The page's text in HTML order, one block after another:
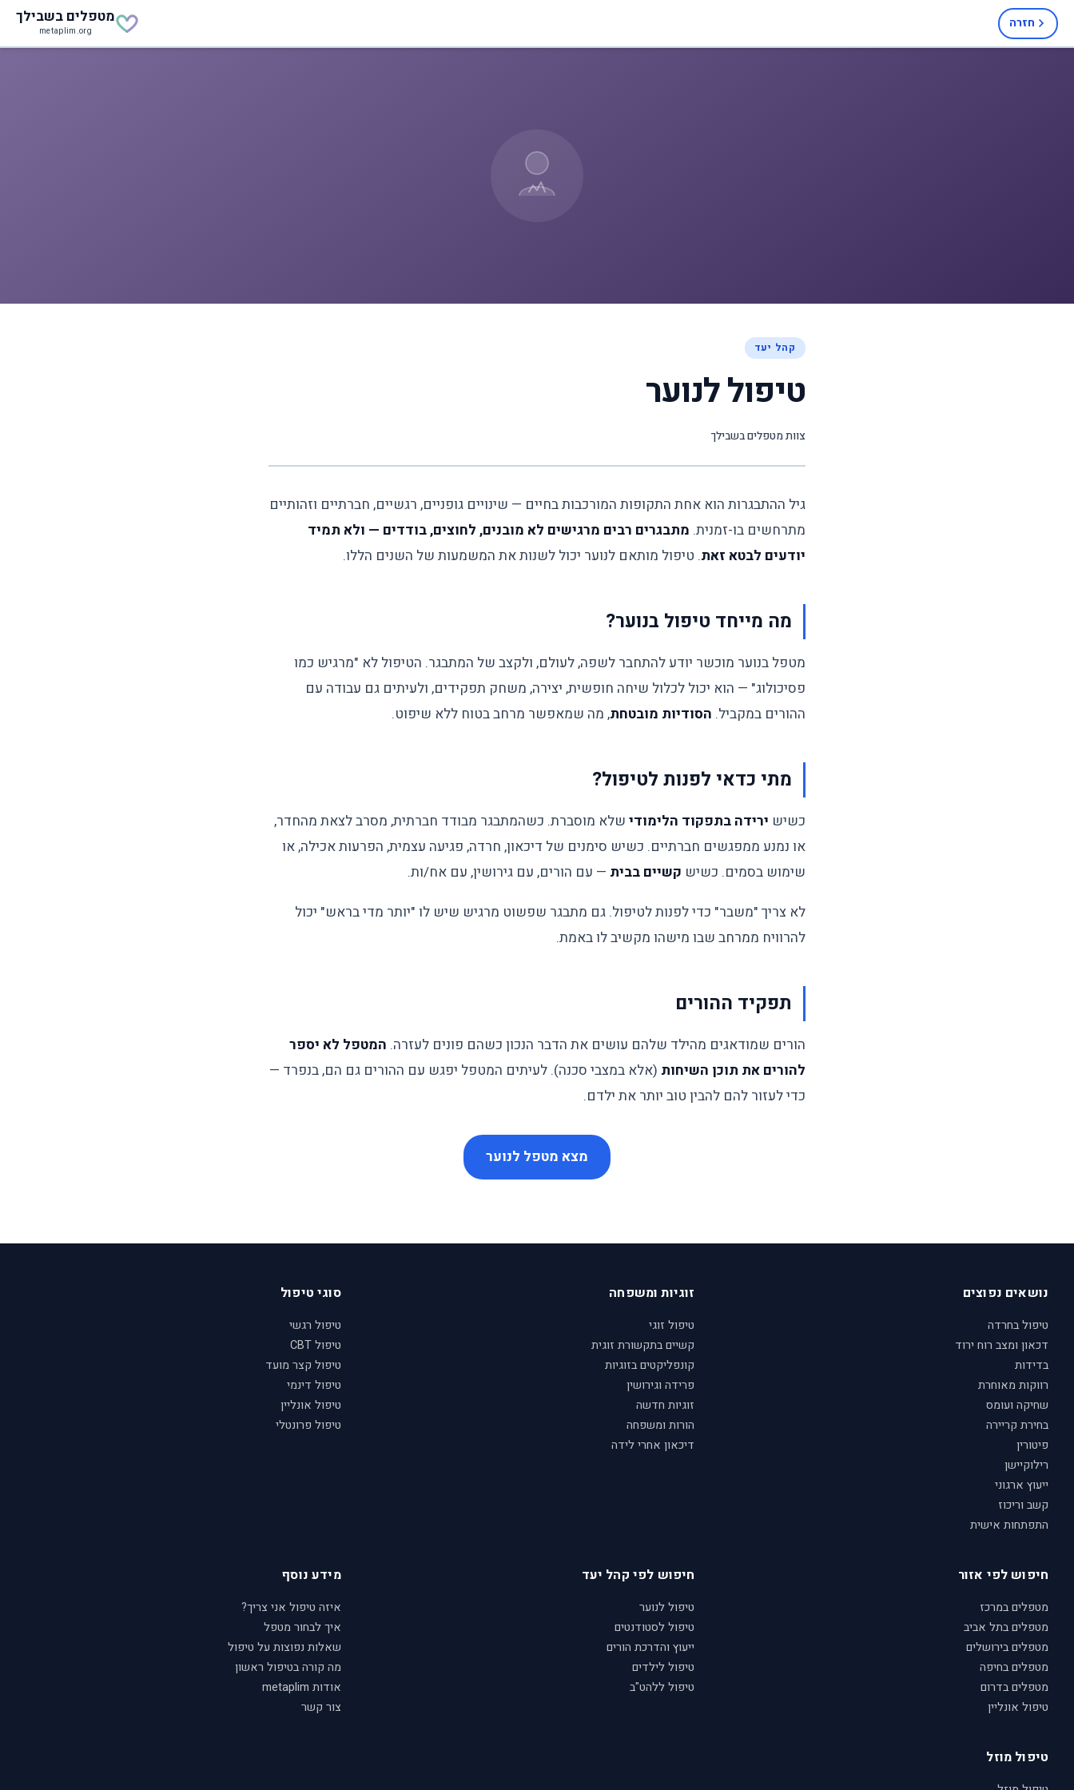
חזרה מטפלים בשבילך
metaplim.org
קהל יעד
טיפול לנוער
צוות מטפלים בשבילך
גיל ההתבגרות הוא אחת התקופות המורכבות בחיים — שינויים גופניים, רגשיים, חברתיים וזהותיים
מתרחשים בו-זמנית. מתבגרים רבים מרגישים לא מובנים, לחוצים, בודדים — ולא תמיד
יודעים לבטא זאת. טיפול מותאם לנוער יכול לשנות את המשמעות של השנים הללו.
מה מייחד טיפול בנוער?
מטפל בנוער מוכשר יודע להתחבר לשפה, לעולם, ולקצב של המתבגר. הטיפול לא "מרגיש כמו
פסיכולוג" — הוא יכול לכלול שיחה חופשית, יצירה, משחק תפקידים, ולעיתים גם עבודה עם
ההורים במקביל. הסודיות מובטחת, מה שמאפשר מרחב בטוח ללא שיפוט.
מתי כדאי לפנות לטיפול?
כשיש ירידה בתפקוד הלימודי שלא מוסברת. כשהמתבגר מבודד חברתית, מסרב לצאת מהחדר,
או נמנע ממפגשים חברתיים. כשיש סימנים של דיכאון, חרדה, פגיעה עצמית, הפרעות אכילה, או
שימוש בסמים. כשיש קשיים בבית — עם הורים, עם גירושין, עם אח/ות.
לא צריך "משבר" כדי לפנות לטיפול. גם מתבגר שפשוט מרגיש שיש לו "יותר מדי בראש" יכול
להרוויח ממרחב שבו מישהו מקשיב לו באמת.
תפקיד ההורים
הורים שמודאגים מהילד שלהם עושים את הדבר הנכון כשהם פונים לעזרה. המטפל לא יספר
להורים את תוכן השיחות (אלא במצבי סכנה). לעיתים המטפל יפגש עם ההורים גם הם, בנפרד —
כדי לעזור להם להבין טוב יותר את ילדם.
מצא מטפל לנוער
נושאים נפוצים
טיפול בחרדה
דכאון ומצב רוח ירוד
בדידות
רווקות מאוחרת
שחיקה ועומס
בחירת קריירה
פיטורין
רילוקיישן
ייעוץ ארגוני
קשב וריכוז
התפתחות אישית
זוגיות ומשפחה
טיפול זוגי
קשיים בתקשורת זוגית
קונפליקטים בזוגיות
פרידה וגירושין
זוגיות חדשה
הורות ומשפחה
דיכאון אחרי לידה
סוגי טיפול
טיפול רגשי
טיפול CBT
טיפול קצר מועד
טיפול דינמי
טיפול אונליין
טיפול פרונטלי
חיפוש לפי אזור
מטפלים במרכז
מטפלים בתל אביב
מטפלים בירושלים
מטפלים בחיפה
מטפלים בדרום
טיפול אונליין
חיפוש לפי קהל יעד
טיפול לנוער
טיפול לסטודנטים
ייעוץ והדרכת הורים
טיפול לילדים
טיפול ללהט"ב
מידע נוסף
איזה טיפול אני צריך?
איך לבחור מטפל
שאלות נפוצות על טיפול
מה קורה בטיפול ראשון
אודות metaplim
צור קשר
טיפול מוזל